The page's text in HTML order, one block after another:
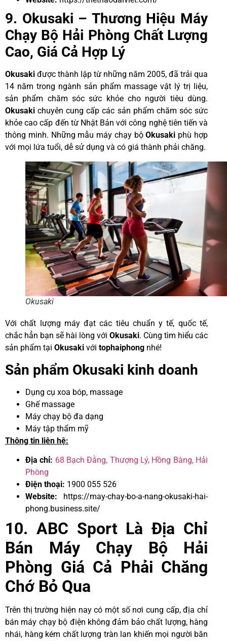
9. Okusaki – Thương Hiệu Máy
Chạy Bộ Hải Phòng Chất Lượng
Cao, Giá Cả Hợp Lý
Okusaki được thành lập từ những năm 2005, đã trải qua
14 năm trong ngành sản phẩm massage vật lý trị liệu,
sản phẩm chăm sóc sức khỏe cho người tiêu dùng.
Okusaki chuyên cung cấp các sản phẩm chăm sóc sức
khỏe cao cấp đến từ Nhật Bản với công nghệ tiên tiến và
thông minh. Những mẫu máy chạy bộOkusaki phù hợp
với mọi lứa tuổi, dễ sử dụng và có giá thành phải chăng.
Okusaki
Với chất lượng máy đạt các tiêu chuẩn y tế, quốc tế,
chắc hẳn bạn sẽ hài lòng với Okusaki. Cùng tìm hiểu các
sản phẩm tại Okusaki với tophaiphong nhé!
Sản phẩm Okusaki kinh doanh
Dụng cụ xoa bóp, massage
Ghế massage
Máy chạy bộ đa dạng
Máy tập thẩm mỹ
Thông tin liên hệ:
Địa chỉ: 68 Bạch Đằng, Thượng Lý, Hồng Bàng, Hải
Phòng
Điện thoại: 1900 055 526
Website:
https://may-chay-bo-a-nang-okusaki-hai-
phong.business.site/
10. ABC Sport Là Địa Chỉ
Bán Máy Chạy Bộ Hải
Phòng Giá Cả Phải Chăng
Chớ Bỏ Qua
Trên thị trường hiện nay có một số nơi cung cấp, địa chỉ
bán máy chạy bộ điện không đảm bảo chất lượng, hàng
nhái, hàng kém chất lượng tràn lan khiến mọi người băn